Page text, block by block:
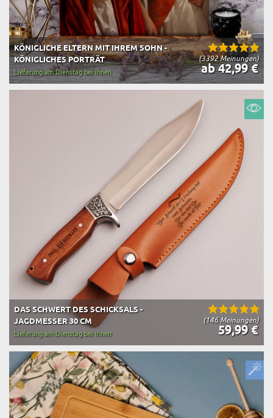
(3392 Meinungen)
KÖNIGLICHE ELTERN MIT IHREM SOHN -
KÖNIGLICHES PORTRÄT
ab 42,99 €
Lieferung am Dienstag bei Ihnen
(146 Meinungen)
DAS SCHWERT DES SCHICKSALS -
JAGDMESSER 30 CM
59,99 €
Lieferung am Dienstag bei Ihnen